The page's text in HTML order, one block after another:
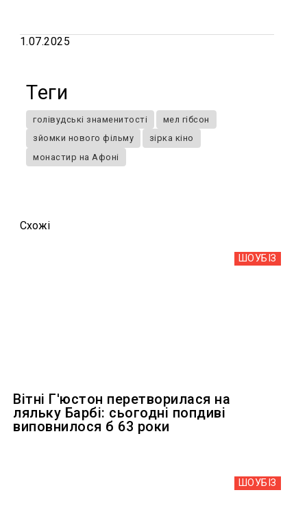
1.07.2025
Теги
голівудські знаменитості
мел гібсон
зйомки нового фільму
зірка кіно
монастир на Афоні
Схожi
ШОУБIЗ
Вітні Г'юстон перетворилася на
ляльку Барбі: сьогодні попдиві
виповнилося б 63 роки
ШОУБIЗ